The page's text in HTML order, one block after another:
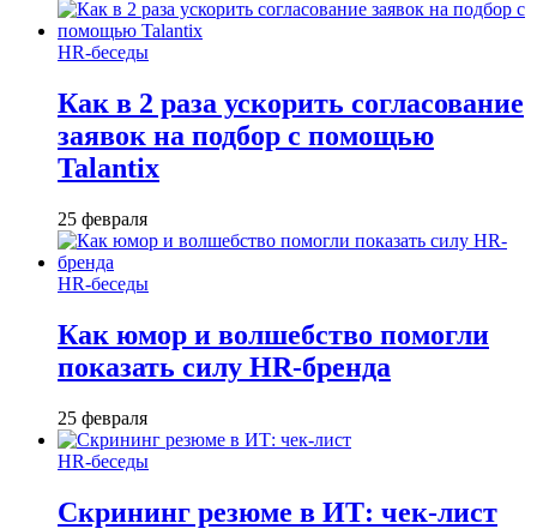
HR-беседы
Как в 2 раза ускорить согласование
заявок на подбор с помощью
Talantix
25 февраля
HR-беседы
Как юмор и волшебство помогли
показать силу HR-бренда
25 февраля
HR-беседы
Скрининг резюме в ИТ: чек-лист